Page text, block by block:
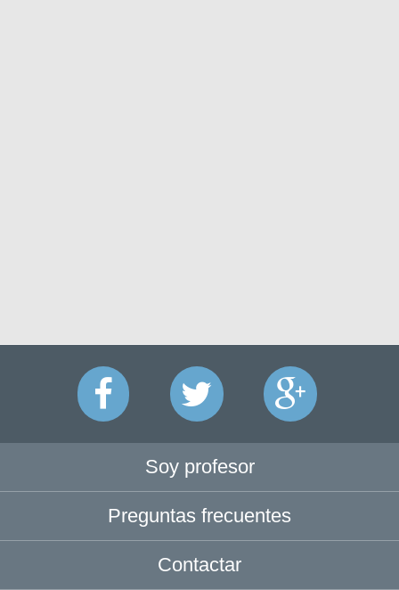
Soy profesor
Preguntas frecuentes
Contactar